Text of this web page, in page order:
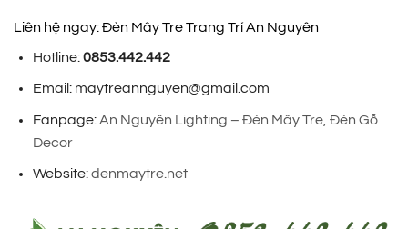
Liên hệ ngay: Đèn Mây Tre Trang Trí An Nguyên
Hotline:0853.442.442
Email: maytreannguyen@gmail.com
Fanpage:An Nguyên Lighting – Đèn Mây Tre, Đèn Gỗ
Decor
Website:denmaytre.net